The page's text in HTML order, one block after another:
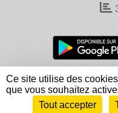
Charte cookies
Informations légales
Envie de participer ?
Ce site utilise des
que vous souhaitez
Tout accepter